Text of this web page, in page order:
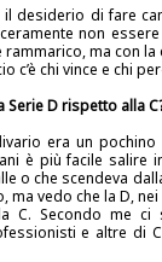
il desiderio di fare
non
ma con
c’è chi vince e chi
Serie D rispetto alla
era un
è più facile salire
o che scendeva
ma vedo che la D,
C. Secondo me
e altre di